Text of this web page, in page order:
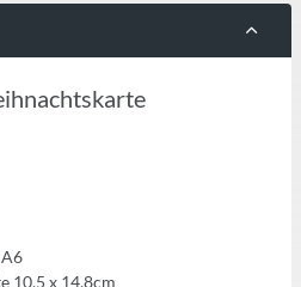
10,5 x 14,8cm